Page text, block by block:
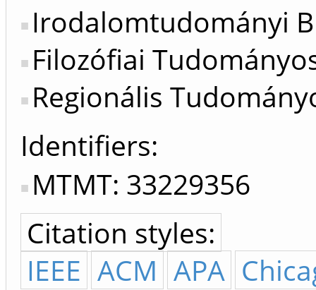
Irodalomtudományi
Filozófiai
Regionális
Identifiers
MTMT: 33229356
Citation styles:
IEEE ACM APA